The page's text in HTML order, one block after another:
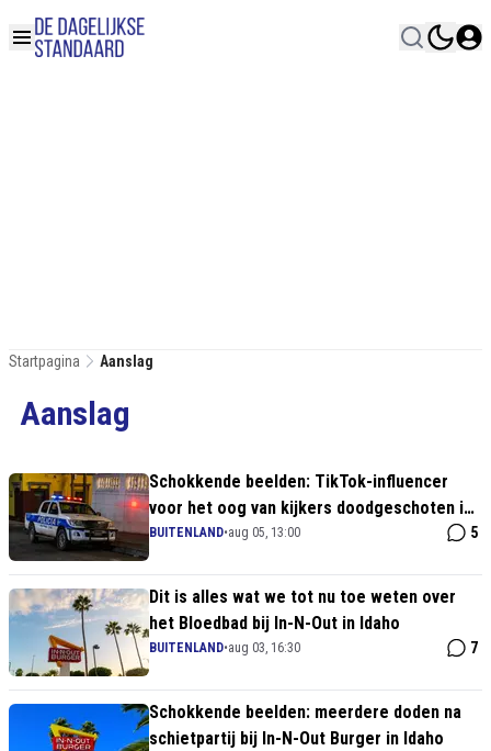
Startpagina Aanslag
Aanslag
Schokkende beelden: TikTok-influencer
voor het oog van kijkers doodgeschoten in
Mexico
BUITENLAND•aug 05, 13:00 5
Dit is alles wat we tot nu toe weten over
het Bloedbad bij In-N-Out in Idaho
BUITENLAND•aug 03, 16:30 7
Schokkende beelden: meerdere doden na
schietpartij bij In-N-Out Burger in Idaho